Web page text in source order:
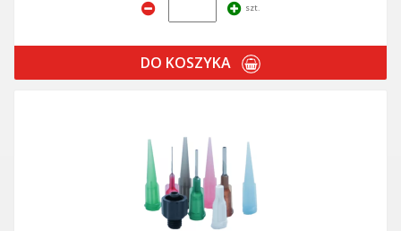
szt.
DO KOSZYKA